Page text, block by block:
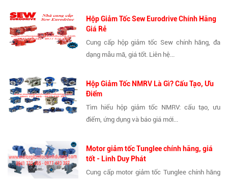
Hộp Giảm Tốc Sew Eurodrive Chính Hãng
Giá Rẻ
Cung cấp hộp giảm tốc Sew chính hãng, đa
dạng mẫu mã, giá tốt. Liên hệ...
Hộp Giảm Tốc NMRV Là Gì? Cấu Tạo, Ưu
Điểm
Tìm hiểu hộp giảm tốc NMRV: cấu tạo, ưu
điểm, ứng dụng và báo giá mới...
Motor giảm tốc Tunglee chính hãng, giá
tốt - Linh Duy Phát
Cung cấp motor giảm tốc Tunglee chính hãng